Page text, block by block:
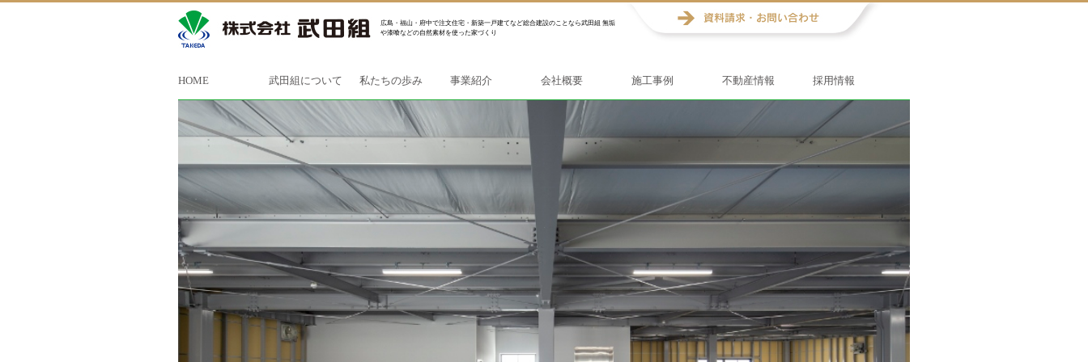
広島・福山・府中で注文住宅・新築一戸建てなど総合建設のことなら武田組 無垢
や漆喰などの自然素材を使った家づくり
HOME 武田組について 私たちの歩み 事業紹介 会社概要 施工事例 不動産情報 採用情報